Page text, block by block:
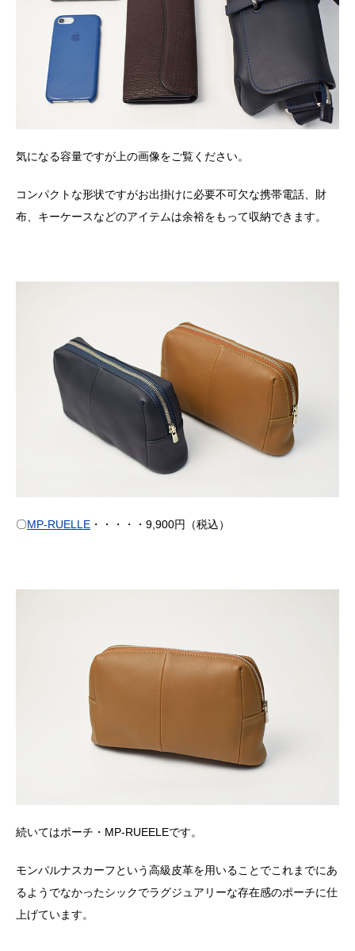
気になる容量ですが上の画像をご覧ください。
コンパクトな形状ですがお出掛けに必要不可欠な携帯電話、財
布、キーケースなどのアイテムは余裕をもって収納できます。
〇MP-RUELLE ・・・・・9,900円（税込）
続いてはポーチ・MP-RUEELEです。
モンパルナスカーフという高級皮革を用いることでこれまでにあ
るようでなかったシックでラグジュアリーな存在感のポーチに仕
上げています。